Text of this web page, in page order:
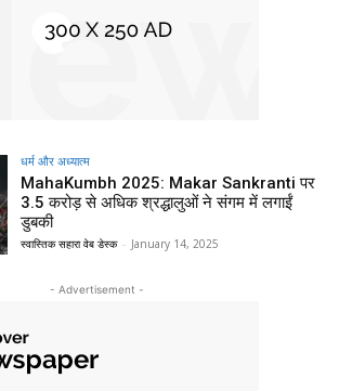
धर्म और अध्यात्म
MahaKumbh 2025: Makar Sankranti पर
3.5 करोड़ से अधिक श्रद्धालुओं ने संगम में लगाईं
डुबकी
स्वास्तिक सहारा वेब डेस्क - January 14, 2025
- Advertisement -